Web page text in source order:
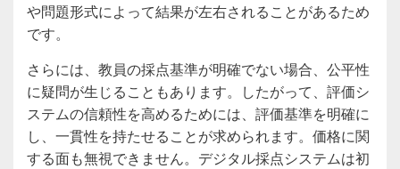
や問題形式によって結果が左右されることがあるため
です。
さらには、教員の採点基準が明確でない場合、公平性
に疑問が生じることもあります。したがって、評価シ
ステムの信頼性を高めるためには、評価基準を明確に
し、一貫性を持たせることが求められます。価格に関
する面も無視できません。デジタル採点システムは初